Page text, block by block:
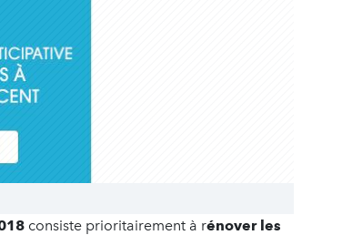
consiste prioritairement à rénover les